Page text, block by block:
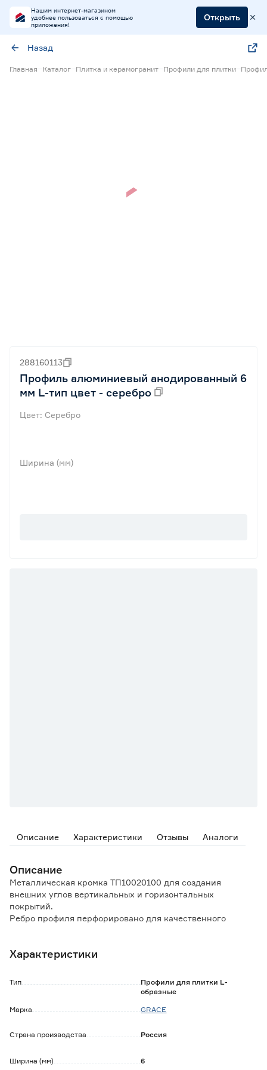
Нашим интернет-магазином
удобнее пользоваться с помощью
приложения!
Открыть
Назад
Главная Каталог Плитка и керамогранит Профили для плитки
288160113
Профиль алюминиевый анодированный 6
мм L-тип цвет - серебро
Цвет: Серебро
Ширина (мм)
Описание Характеристики Отзывы Аналоги
Описание
Металлическая кромка ТП10020100 для создания
внешних углов вертикальных и горизонтальных
покрытий.
Ребро профиля перфорировано для качественного
подвержен коррозии, прочен и долговечен.
Функции:
- скрывает небольшие погрешности облицовки, придает
- повышает срок службы плитки, принимая на себя всю
- закрывает щели, герметизируя их, и предотвращает
- облегчает процесс укладки, в виду отсутствия
Характеристики
Тип
Профили для плитки L-
образные
Марка
GRACE
Страна производства Россия
Ширина (мм) 6